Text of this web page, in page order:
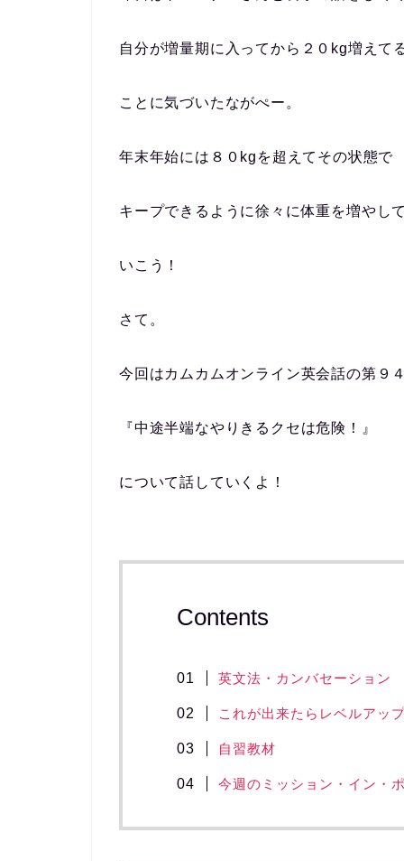
自分が増量期に入ってから２０kg増えて
ことに気づいたながぺー。
年末年始には８０kgを超えてその状態で
キープできるように徐々に体重を増やして
いこう！
さて。
今回はカムカムオンライン英会話の第９４
『中途半端なやりきるクセは危険！』
について話していくよ！
Contents
英文法・カンバセーション
これが出来たらレベルアップ
自習教材
今週のミッション・イン・